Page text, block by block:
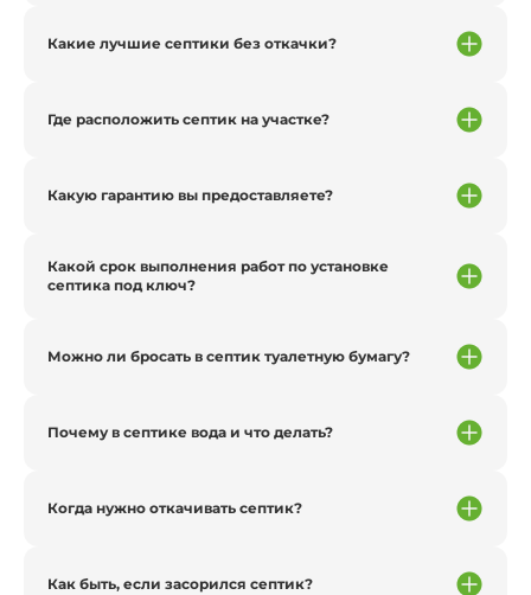
Какие лучшие септики без откачки?
Где расположить септик на участке?
Какую гарантию вы предоставляете?
Какой срок выполнения работ по установке
септика под ключ?
Можно ли бросать в септик туалетную бумагу?
Почему в септике вода и что делать?
Когда нужно откачивать септик?
Как быть, если засорился септик?